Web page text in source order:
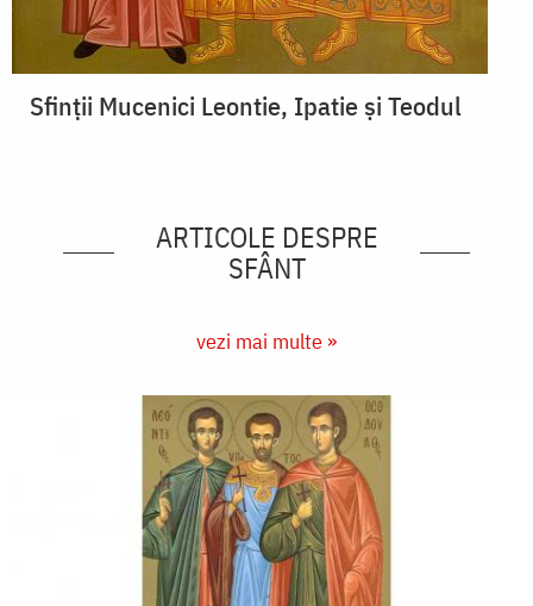
Sfinții Mucenici Leontie, Ipatie și Teodul
ARTICOLE DESPRE
SFÂNT
vezi mai multe »